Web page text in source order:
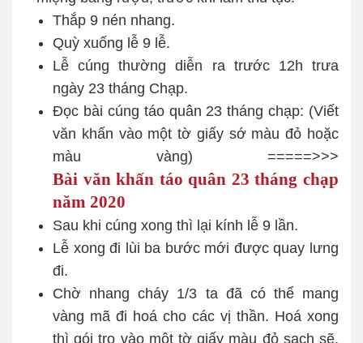
Thắp 9 nén nhang.
Quỳ xuống lễ 9 lễ.
Lễ cúng thường diễn ra trước 12h trưa
ngày 23 tháng Chạp.
Đọc bài cúng táo quân 23 tháng chạp: (Viết
văn khấn vào một tờ giấy sớ màu đỏ hoặc
màu vàng) =====>>>
Bài văn khấn táo quân 23 tháng chạp
năm 2020
Sau khi cúng xong thì lại kính lễ 9 lần.
Lễ xong đi lùi ba bước mới được quay lưng
đi.
Chờ nhang cháy 1/3 ta đã có thể mang
vàng mã đi hoá cho các vị thần. Hoá xong
thì gói tro vào một tờ giấy màu đỏ sạch sẽ,